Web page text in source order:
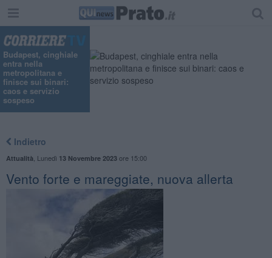
Budapest, cinghiale
entra nella
metropolitana e
finisce sui binari:
caos e servizio
sospeso
Indietro
Attualità Lunedì 13 Novembre 2023ore 15:00
Vento forte e mareggiate, nuova allerta